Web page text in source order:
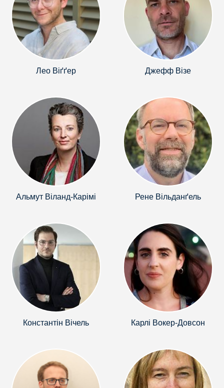
Лео Віґґер Джефф Візе
Альмут Віланд-Карімі Рене Вільданґель
Константін Вічель Карлі Вокер-Довсон